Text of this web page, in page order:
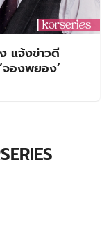
แจ้งข่าวดี
องพยอง’